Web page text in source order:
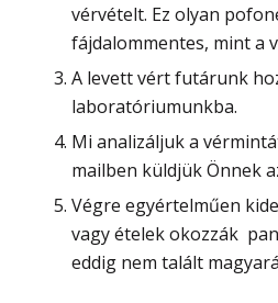
vérvételt. Ez olyan
fájdalommentes, mint a
A levett vért futárunk
laboratóriumunkba.
Mi analizáljuk a
mailben küldjük Önnek
Végre egyértelműen
vagy ételek okozzák
eddig nem talált